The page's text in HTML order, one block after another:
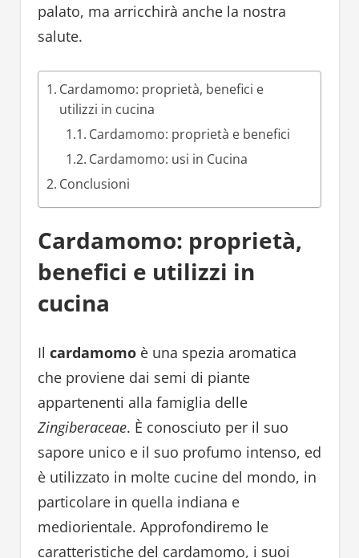
palato, ma arricchirà anche la nostra
salute.
Cardamomo: proprietà, benefici e
utilizzi in cucina
Cardamomo: proprietà e benefici
Cardamomo: usi in Cucina
Conclusioni
Cardamomo: proprietà,
benefici e utilizzi in
cucina
Il cardamomoè una spezia aromatica
che proviene dai semi di piante
appartenenti alla famiglia delle
Zingiberaceae. È conosciuto per il suo
sapore unico e il suo profumo intenso, ed
è utilizzato in molte cucine del mondo, in
particolare in quella indiana e
mediorientale. Approfondiremo le
caratteristiche del cardamomo, i suoi